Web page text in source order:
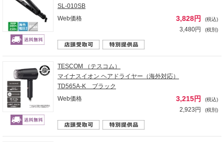
SL-010SB
Web価格
3,828円 (税込)
3,480円 (税別)
TESCOM （テスコム）
マイナスイオン ヘアドライヤー（海外対応）
TD565A-K ブラック
Web価格
3,215円 (税込)
2,923円 (税別)